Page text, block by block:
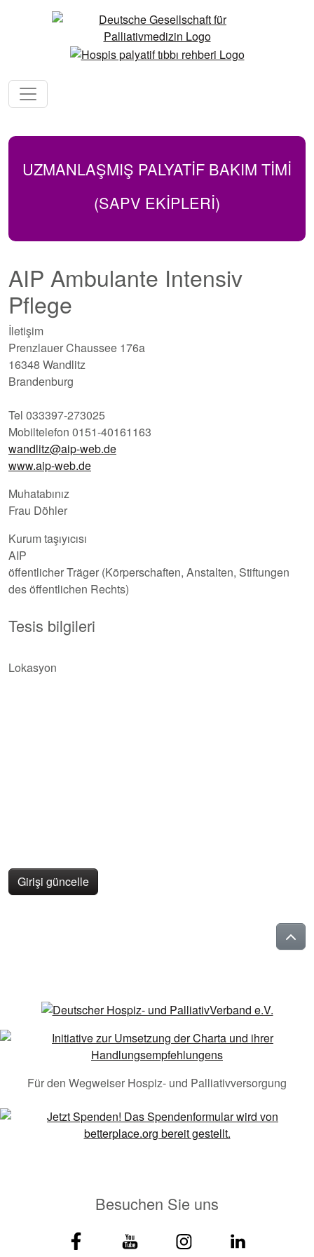
UZMANLAŞMIŞ PALYATİF BAKIM TIMI
(SAPV EKİPLERİ)
AIP Ambulante Intensiv
Pflege
İletişim
Prenzlauer Chaussee 176a
16348 Wandlitz
Brandenburg
Tel 033397-273025
Mobiltelefon 0151-40161163
wandlitz@aip-web.de
www.aip-web.de
Muhatabınız
Frau Döhler
Kurum taşıyıcısı
AIP
öffentlicher Träger (Körperschaften, Anstalten, Stiftungen
des öffentlichen Rechts)
Tesis bilgileri
Lokasyon
Girişi güncelle
Für den Wegweiser Hospiz- und Palliativversorgung
Besuchen Sie uns